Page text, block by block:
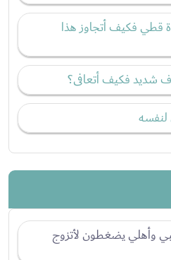
قطي فكيف أتجاوز هذا
شديد فكيف أتعافى؟
وأهلي يضغطون لأتزوج